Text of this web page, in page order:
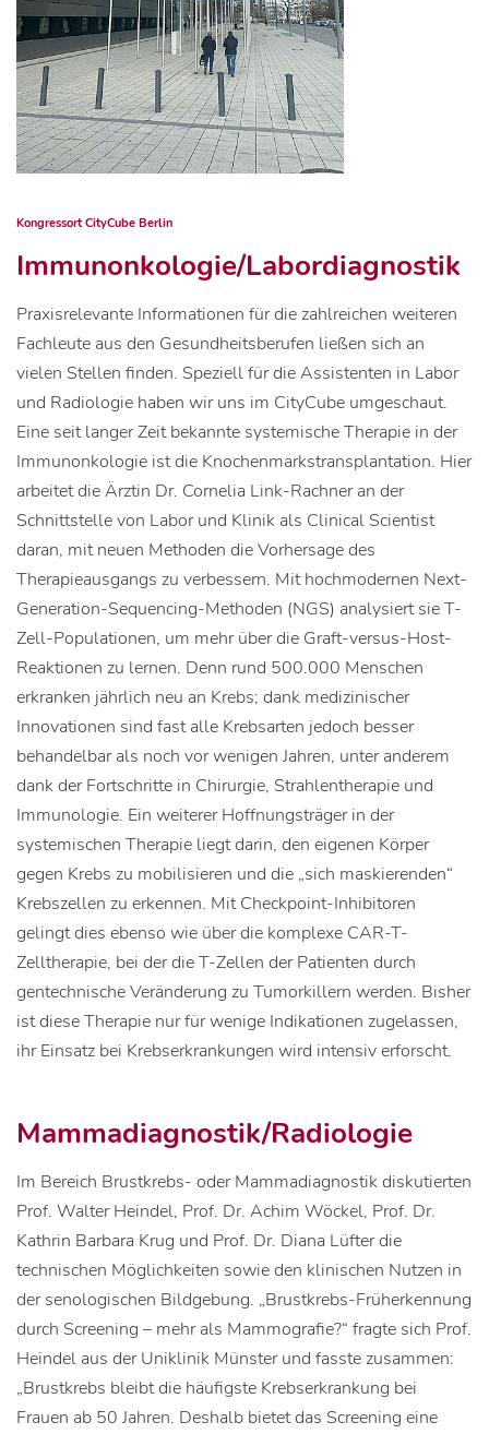
Kongressort CityCube Berlin
Immunonkologie/Labordiagnostik
Praxisrelevante Informationen für die zahlreichen weiteren
Fachleute aus den Gesundheitsberufen ließen sich an
vielen Stellen finden. Speziell für die Assistenten in Labor
und Radiologie haben wir uns im CityCube umgeschaut.
Eine seit langer Zeit bekannte systemische Therapie in der
Immunonkologie ist die Knochenmarkstransplantation. Hier
arbeitet die Ärztin Dr. Cornelia Link-Rachner an der
Schnittstelle von Labor und Klinik als Clinical Scientist
daran, mit neuen Methoden die Vorhersage des
Therapieausgangs zu verbessern. Mit hochmodernen Next-
Generation-Sequencing-Methoden (NGS) analysiert sie T-
Zell-Populationen, um mehr über die Graft-versus-Host-
Reaktionen zu lernen. Denn rund 500.000 Menschen
erkranken jährlich neu an Krebs; dank medizinischer
Innovationen sind fast alle Krebsarten jedoch besser
behandelbar als noch vor wenigen Jahren, unter anderem
dank der Fortschritte in Chirurgie, Strahlentherapie und
Immunologie. Ein weiterer Hoffnungsträger in der
systemischen Therapie liegt darin, den eigenen Körper
gegen Krebs zu mobilisieren und die „sich maskierenden“
Krebszellen zu erkennen. Mit Checkpoint-Inhibitoren
gelingt dies ebenso wie über die komplexe CAR-T-
Zelltherapie, bei der die T-Zellen der Patienten durch
gentechnische Veränderung zu Tumorkillern werden. Bisher
ist diese Therapie nur für wenige Indikationen zugelassen,
ihr Einsatz bei Krebserkrankungen wird intensiv erforscht.
Mammadiagnostik/Radiologie
Im Bereich Brustkrebs- oder Mammadiagnostik diskutierten
Prof. Walter Heindel, Prof. Dr. Achim Wöckel, Prof. Dr.
Kathrin Barbara Krug und Prof. Dr. Diana Lüfter die
technischen Möglichkeiten sowie den klinischen Nutzen in
der senologischen Bildgebung. „Brustkrebs-Früherkennung
durch Screening – mehr als Mammografie?“ fragte sich Prof.
Heindel aus der Uniklinik Münster und fasste zusammen:
„Brustkrebs bleibt die häufigste Krebserkrankung bei
Frauen ab 50 Jahren. Deshalb bietet das Screening eine